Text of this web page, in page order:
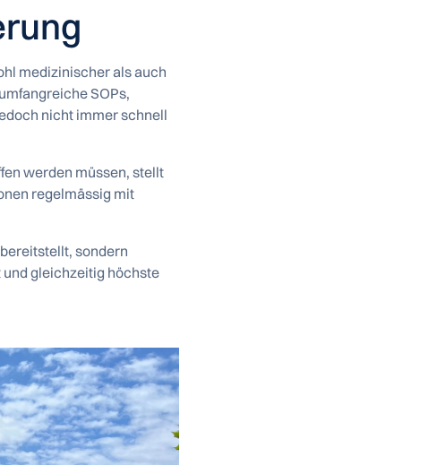
medizinischer als auch
SOPs,
nicht immer schnell
werden müssen, stellt
regelmässig mit
sondern
gleichzeitig höchste